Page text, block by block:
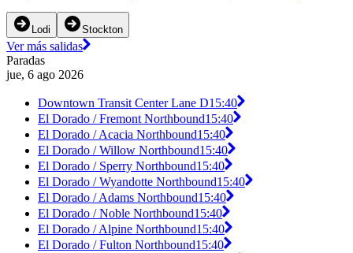
Lodi Stockton
Ver más salidas
Paradas
jue, 6 ago 2026
Downtown Transit Center Lane D15:40
El Dorado / Fremont Northbound15:40
El Dorado / Acacia Northbound15:40
El Dorado / Willow Northbound15:40
El Dorado / Sperry Northbound15:40
El Dorado / Wyandotte Northbound15:40
El Dorado / Adams Northbound15:40
El Dorado / Noble Northbound15:40
El Dorado / Alpine Northbound15:40
El Dorado / Fulton Northbound15:40